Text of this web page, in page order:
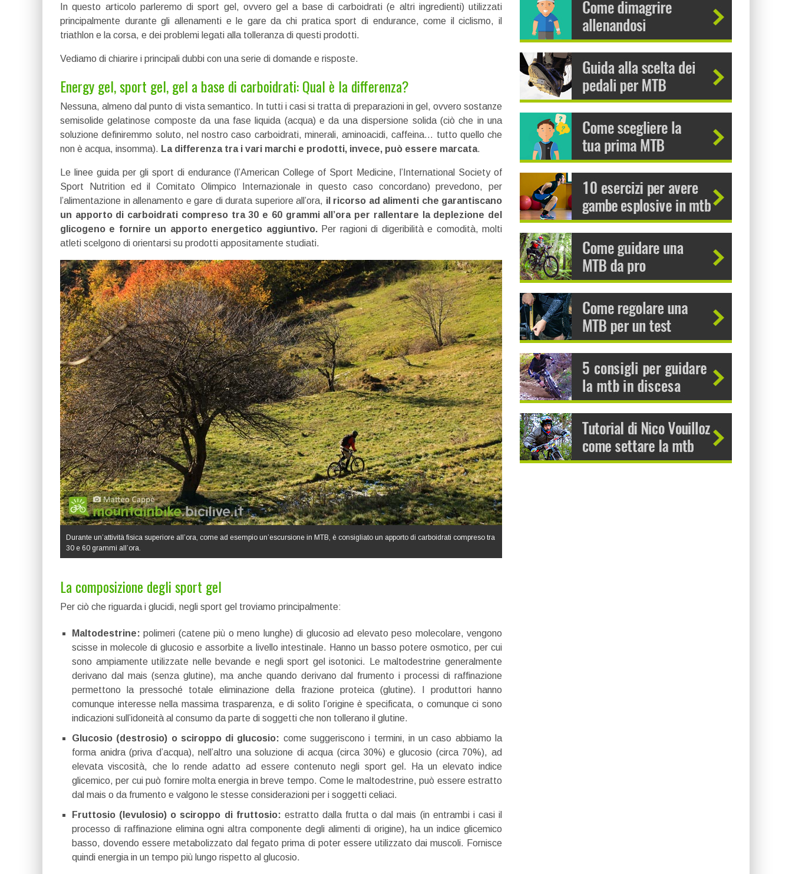
In questo articolo parleremo di sport gel, ovvero gel a base di carboidrati (e altri ingredienti) utilizzati
principalmente durante gli allenamenti e le gare da chi pratica sport di endurance, come il ciclismo, il
triathlon e la corsa, e dei problemi legati alla tolleranza di questi prodotti.
Vediamo di chiarire i principali dubbi con una serie di domande e risposte.
Energy gel, sport gel, gel a base di carboidrati: Qual è la differenza?
Nessuna, almeno dal punto di vista semantico. In tutti i casi si tratta di preparazioni in gel, ovvero sostanze
semisolide gelatinose composte da una fase liquida (acqua) e da una dispersione solida (ciò che in una
soluzione definiremmo soluto, nel nostro caso carboidrati, minerali, aminoacidi, caffeina… tutto quello che
non è acqua, insomma). La differenza tra i vari marchi e prodotti, invece, può essere marcata.
Le linee guida per gli sport di endurance (l’American College of Sport Medicine, l’International Society of
Sport Nutrition ed il Comitato Olimpico Internazionale in questo caso concordano) prevedono, per
l’alimentazione in allenamento e gare di durata superiore all’ora, il ricorso ad alimenti che garantiscano
un apporto di carboidrati compreso tra 30 e 60 grammi all’ora per rallentare la deplezione del
glicogeno e fornire un apporto energetico aggiuntivo.Per ragioni di digeribilità e comodità, molti
atleti scelgono di orientarsi su prodotti appositamente studiati.
Durante un’attività fisica superiore all’ora, come ad esempio un’escursione in MTB, è consigliato un apporto di carboidrati compreso tra
30 e 60 grammi all’ora.
La composizione degli sport gel
Per ciò che riguarda i glucidi, negli sport gel troviamo principalmente:
Maltodestrine: polimeri (catene più o meno lunghe) di glucosio ad elevato peso molecolare, vengono
scisse in molecole di glucosio e assorbite a livello intestinale. Hanno un basso potere osmotico, per cui
sono ampiamente utilizzate nelle bevande e negli sport gel isotonici. Le maltodestrine generalmente
derivano dal mais (senza glutine), ma anche quando derivano dal frumento i processi di raffinazione
permettono la pressoché totale eliminazione della frazione proteica (glutine). I produttori hanno
comunque interesse nella massima trasparenza, e di solito l’origine è specificata, o comunque ci sono
indicazioni sull’idoneità al consumo da parte di soggetti che non tollerano il glutine.
Glucosio (destrosio) o sciroppo di glucosio: come suggeriscono i termini, in un caso abbiamo la
forma anidra (priva d’acqua), nell’altro una soluzione di acqua (circa 30%) e glucosio (circa 70%), ad
elevata viscosità, che lo rende adatto ad essere contenuto negli sport gel. Ha un elevato indice
glicemico, per cui può fornire molta energia in breve tempo. Come le maltodestrine, può essere estratto
dal mais o da frumento e valgono le stesse considerazioni per i soggetti celiaci.
Fruttosio (levulosio) o sciroppo di fruttosio: estratto dalla frutta o dal mais (in entrambi i casi il
processo di raffinazione elimina ogni altra componente degli alimenti di origine), ha un indice glicemico
basso, dovendo essere metabolizzato dal fegato prima di poter essere utilizzato dai muscoli. Fornisce
quindi energia in un tempo più lungo rispetto al glucosio.